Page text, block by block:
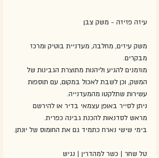
עיזה פזיזה - משק צבן
משק עיזים, מחלבה, מעדניית בוטיק ומרכז
מבקרים.
מוזמנים להגיע וליהנות מתוצרת הגבינות של
המשק, וכן לשבת לאכול במקום, עם תוספות
עשירות שתלקטו מהמעדנייה.
ניתן לסייר באופן עצמאי בדיר או להירשם
מראש לסדנאות להכנת גבינה כפרית.
בימי שישי נארח כתמיד גם את החומוס של יונתן.
טל שחר | כשר למהדרין | נגיש